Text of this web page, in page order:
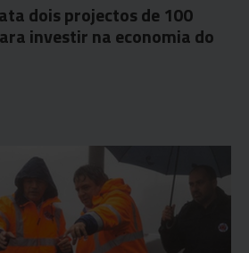
dois projectos de 100
investir na economia do